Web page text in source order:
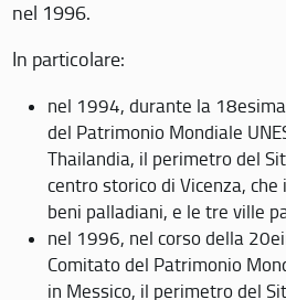
nel 1996.
In particolare:
nel 1994, durante la
del Patrimonio Mondiale
Thailandia, il perimetro del
centro storico di Vicenza,
beni palladiani, e le tre ville
nel 1996, nel corso della
Comitato del Patrimonio
in Messico, il perimetro del